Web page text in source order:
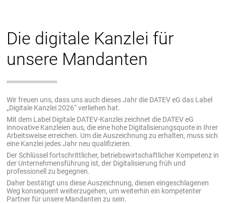
Die digitale Kanzlei für
unsere Mandanten
Wir freuen uns, dass uns auch dieses Jahr die DATEV eG das Label
„Digitale Kanzlei 2026“ verliehen hat.
Mit dem Label Digitale DATEV-Kanzlei zeichnet die DATEV eG
innovative Kanzleien aus, die eine hohe Digitalisierungsquote in Ihrer
Arbeitsweise erreichen. Um die Auszeichnung zu erhalten, muss sich
eine Kanzlei jedes Jahr neu qualifizieren.
Der Schlüssel fortschrittlicher, betriebswirtschaftlicher Kompetenz in
der Unternehmensführung ist, der Digitalisierung früh und
professionell zu begegnen.
Daher bestätigt uns diese Auszeichnung, diesen eingeschlagenen
Weg konsequent weiterzugehen, um weiterhin ein kompetenter
Partner für unsere Mandanten zu sein.